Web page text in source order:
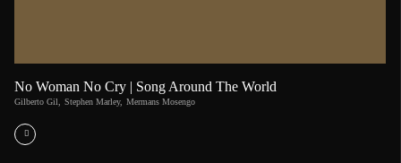
No Woman No Cry | Song Around The World
Gilberto Gil Stephen Marley, Mermans Mosengo